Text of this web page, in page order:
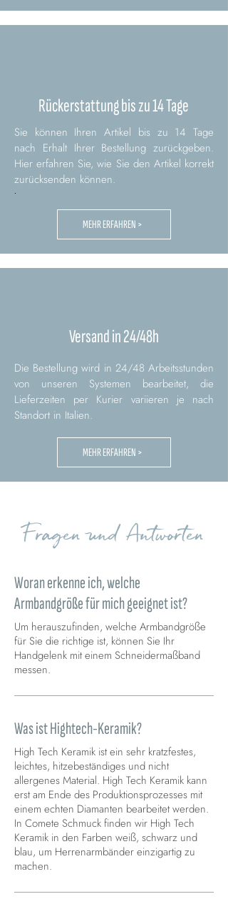
Rückerstattung bis zu 14 Tage
Sie können Ihren Artikel bis zu 14 Tage
nach Erhalt Ihrer Bestellung zurückgeben.
Hier erfahren Sie, wie Sie den Artikel korrekt
zurücksenden können.
MEHR ERFAHREN >
Versand in 24/48h
Die Bestellung wird in 24/48 Arbeitsstunden
von unseren Systemen bearbeitet, die
Lieferzeiten per Kurier variieren je nach
Standort in Italien.
MEHR ERFAHREN >
Fragen und Antworten
Woran erkenne ich, welche
Armbandgröße für mich geeignet ist?
Um herauszufinden, welche Armbandgröße
für Sie die richtige ist, können Sie Ihr
Handgelenk mit einem Schneidermaßband
messen.
Was ist Hightech-Keramik?
High Tech Keramik ist ein sehr kratzfestes,
leichtes, hitzebeständiges und nicht
allergenes Material. High Tech Keramik kann
erst am Ende des Produktionsprozesses mit
einem echten Diamanten bearbeitet werden.
In Comete Schmuck finden wir High Tech
Keramik in den Farben weiß, schwarz und
blau, um Herrenarmbänder einzigartig zu
machen.